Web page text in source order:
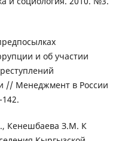
и об участии
// Менеджмент в России
Кенешбаева З.М. К